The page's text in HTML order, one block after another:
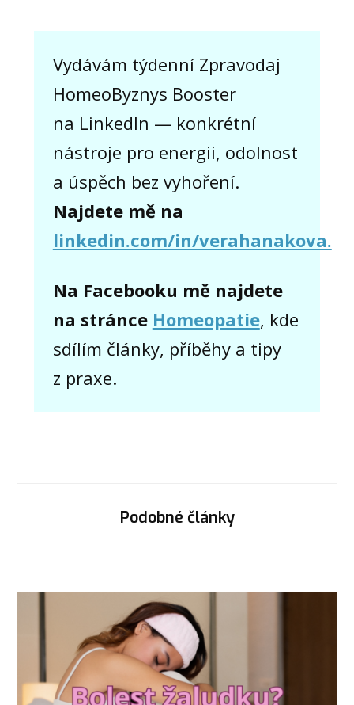
Vydávám týdenní Zpravodaj
HomeoByznys Booster
na LinkedIn — konkrétní
nástroje pro energii, odolnost
a úspěch bez vyhoření.
Najdete mě na
linkedin.com/in/verahanakova.
Na Facebooku mě najdete
na stránce Homeopatie, kde
sdílím články, příběhy a tipy
z praxe.
Podobné články